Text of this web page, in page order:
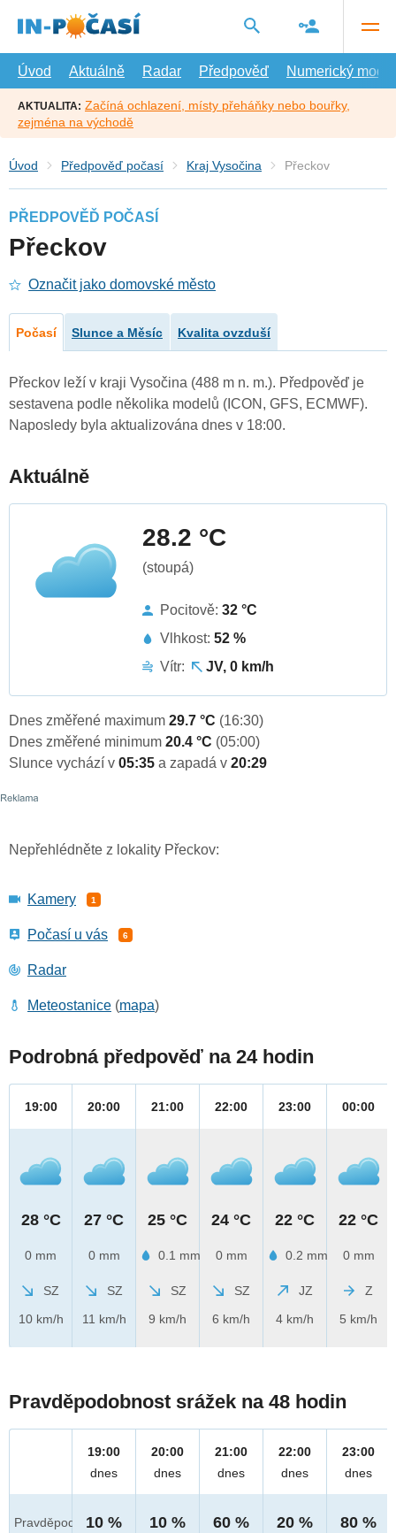
hlavní
Úvod
Aktuálně Radar Předpověď Numerický model
AKTUALITA: Začíná ochlazení, místy přeháňky nebo bouřky,
zejména na východě
Úvod Předpověď počasí Kraj Vysočina Přeckov
PŘEDPOVĚĎ POČASÍ
Přeckov
Označit jako domovské město
Počasí Slunce a Měsíc Kvalita ovzduší
Přeckov leží v kraji Vysočina (488 m n. m.). Předpověď je
sestavena podle několika modelů (ICON, GFS, ECMWF).
Naposledy byla aktualizována dnes v 18:00.
Aktuálně
28.2 °C
(stoupá)
Pocitově: 32 °C
Vlhkost: 52 %
Vítr:
JV, 0 km/h
Dnes změřené maximum 29.7 °C (16:30)
Dnes změřené minimum 20.4 °C (05:00)
Slunce vychází v 05:35 a zapadá v 20:29
Nepřehlédněte z lokality Přeckov:
Kamery 1
Počasí u vás 6
Radar
Meteostanice (mapa)
Podrobná předpověď na 24 hodin
19:00
28 °C
0 mm
SZ
10 km/h
20:00
27 °C
0 mm
SZ
11 km/h
21:00
25 °C
0.1 mm
SZ
9 km/h
22:00
24 °C
0 mm
SZ
6 km/h
23:00
22 °C
0.2 mm
JZ
4 km/h
00:00
22 °C
0 mm
Z
5 km/h
Pravděpodobnost srážek na 48 hodin
Pravděpod.
19:00
dnes
10 %
20:00
dnes
10 %
21:00
dnes
60 %
22:00
dnes
20 %
23:00
dnes
80 %